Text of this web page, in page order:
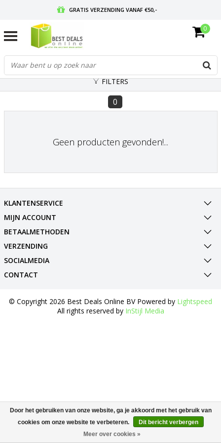
GRATIS VERZENDING VANAF €50,-
GRATIS RETOURNEREN EN 30 DAGEN BEDENKTIJD
0
FILTERS
0
Geen producten gevonden!...
KLANTENSERVICE
MIJN ACCOUNT
BETAALMETHODEN
VERZENDING
SOCIALMEDIA
CONTACT
© Copyright 2026 Best Deals Online BV Powered by Lightspeed
All rights reserved by InStijl Media
Door het gebruiken van onze website, ga je akkoord met het gebruik van
cookies om onze website te verbeteren.
Dit bericht verbergen
Meer over cookies »